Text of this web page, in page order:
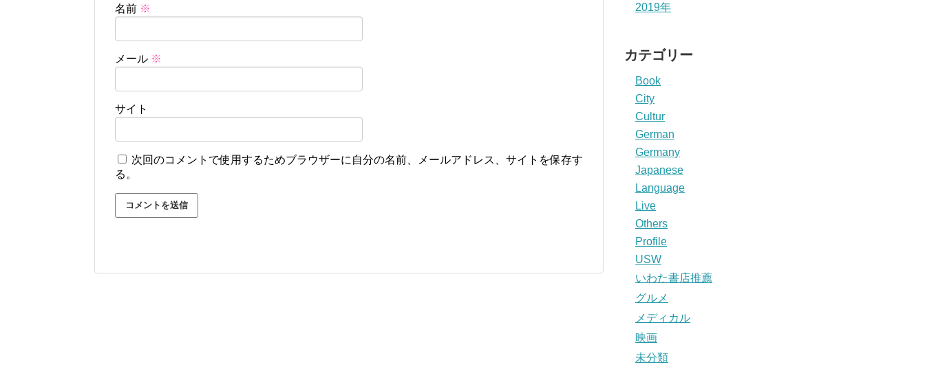
名前 ※
メール ※
サイト
次回のコメントで使用するためブラウザーに自分の名前、メールアドレス、サイトを保存す
る。
2019年
カテゴリー
Book
City
Cultur
German
Germany
Japanese
Language
Live
Others
Profile
USW
いわた書店推薦
グルメ
メディカル
映画
未分類